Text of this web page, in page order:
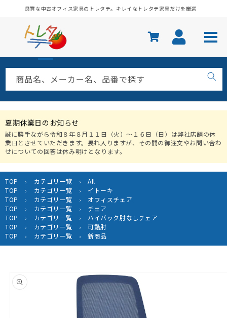
ンツに
良質な中古オフィス家具のトレタテ。キレイなトレタテ家具だけを厳選
商品名、メーカー名、品番で探す
夏期休業日のお知らせ
誠に勝手ながら令和８年８月１１日（火）〜１６日（日）は弊社店舗の休
業日とさせていただきます。畏れ入りますが、その間の御注文やお問い合わ
せについての回答は休み明けとなります。
TOP › カテゴリ一覧 ›
All
TOP
› カテゴリ一覧 ›
イトーキ
TOP
› カテゴリ一覧 ›
オフィスチェア
TOP
› カテゴリ一覧 ›
チェア
TOP
› カテゴリ一覧 ›
ハイバック肘なしチェア
TOP
› カテゴリ一覧 ›
可動肘
TOP
› カテゴリ一覧 › 新商品
報にス
キップ